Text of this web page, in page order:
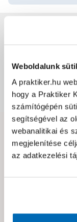
Weboldalunk
A praktiker.hu
hogy a Praktiker
számítógépén
segítségével az
webanalitikai és
megjelenítése
az adatkezelési
Csomagolási
Hibát